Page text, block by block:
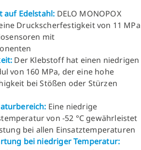
auf Edelstahl: DELO MONOPOX
Druckscherfestigkeit von 11 MPa
mit
Der Klebstoff hat einen niedrigen
von 160 MPa, der eine hohe
bei Stößen oder Stürzen
Eine niedrige
von -52 °C gewährleistet
bei allen Einsatztemperaturen
bei niedriger Temperatur: